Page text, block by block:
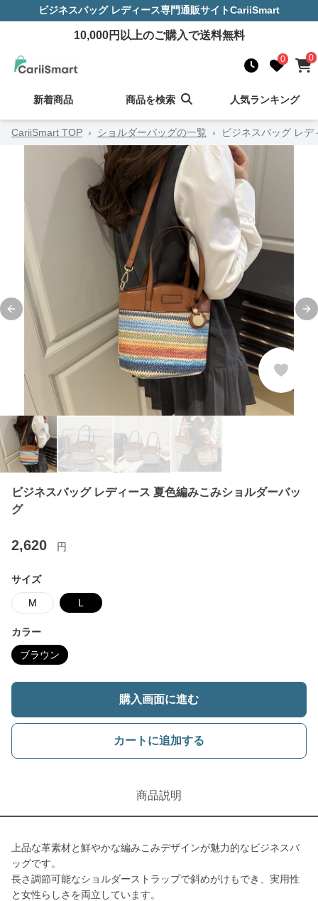
ビジネスバッグ レディース専門通販サイトCariiSmart
10,000円以上のご購入で送料無料
0 0
新着商品 商品を検索 人気ランキング
CariiSmart TOP › ショルダーバッグの一覧 › ビジネスバッグ レ
Previous slide
ビジネスバッグ レディース 夏色編みこみショルダーバッ
グ
2,620 円
サイズ
M L
カラー
ブラウン
購入画面に進む
カートに追加する
商品説明
上品な革素材と鮮やかな編みこみデザインが魅力的なビジネスバ
ッグです。
長さ調節可能なショルダーストラップで斜めがけもでき、実用性
と女性らしさを両立しています。